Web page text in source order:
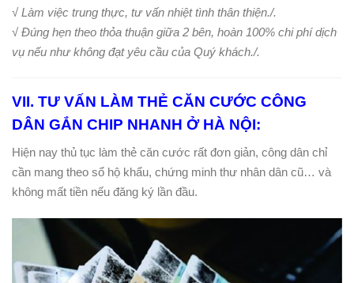
√ Làm việc trung thực, tư vấn nhiệt tình thân thiện./.
√ Đúng hẹn theo thỏa thuận giữa 2 bên, hoàn 100% chi phí dịch
vụ nếu như không đạt yêu cầu của Quý khách./.
VII. TƯ VẤN LÀM THẺ CĂN CƯỚC CÔNG
DÂN GẮN CHIP NHANH Ở HÀ NỘI:
Hiện nay thủ tục làm thẻ căn cước rất đơn giản, công dân chỉ
cần mang theo sổ hộ khẩu, chứng minh thư nhân dân cũ… và
không mất tiền nếu đăng ký lần đầu.